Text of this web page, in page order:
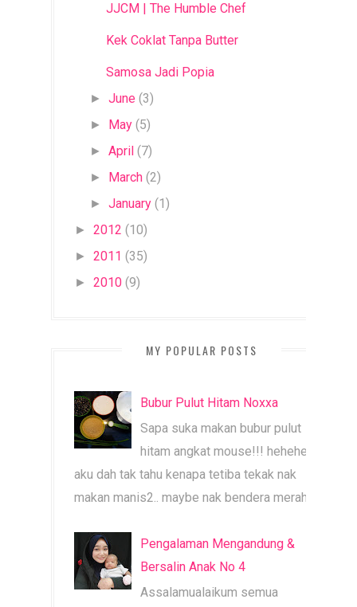
JJCM | The Humble Chef
Kek Coklat Tanpa Butter
Samosa Jadi Popia
►June (3)
► May (5)
►April (7)
► March (2)
►January (1)
► 2012 (10)
► 2011 (35)
► 2010 (9)
MY POPULAR POSTS
Bubur Pulut Hitam Noxxa
Sapa suka makan bubur pulut
hitam angkat mouse!!! heheheh
aku dah tak tahu kenapa tetiba tekak nak
makan manis2.. maybe nak bendera merah b...
Pengalaman Mengandung &
Bersalin Anak No 4
Assalamualaikum semua